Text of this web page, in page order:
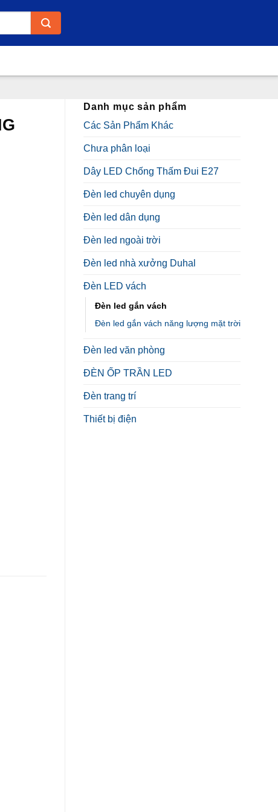
Danh mục sản phẩm
Các Sản Phẩm Khác
Chưa phân loại
Dây LED Chống Thấm Đui E27
Đèn led chuyên dụng
Đèn led dân dụng
Đèn led ngoài trời
Đèn led nhà xưởng Duhal
Đèn LED vách
Đèn led gắn vách
Đèn led gắn vách năng lượng mặt trời
Đèn led văn phòng
ĐÈN ỐP TRẦN LED
Đèn trang trí
Thiết bị điện